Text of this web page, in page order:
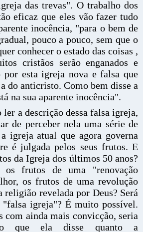
das trevas". O trabalho dos
eficaz que eles vão fazer tudo
inocência, "para o bem de
pouco a pouco, sem que o
conhecer o estado das coisas ,
cristãos serão enganados e
por esta igreja nova e falsa que
do anticristo. Como bem disse a
na sua aparente inocência".
a descrição dessa falsa igreja,
de perceber nela uma série de
igreja atual que agora governa
é julgada pelos seus frutos. E
da Igreja dos últimos 50 anos?
os frutos de uma "renovação
os frutos de uma revolução
religião revelada por Deus? Será
"falsa igreja"? É muito possível.
com ainda mais convicção, seria
que ela disse quanto a